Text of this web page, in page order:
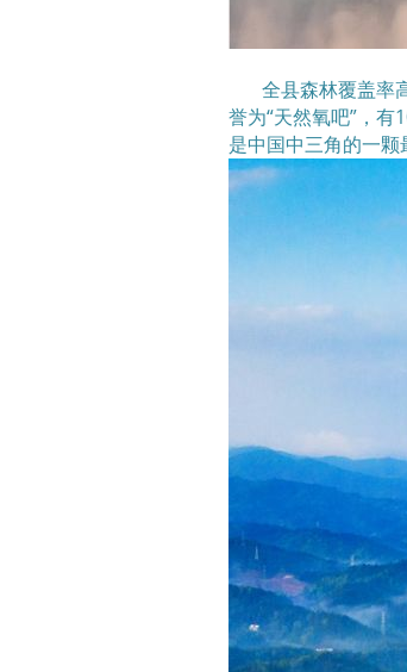
全县森林覆盖率
誉为“天然氧吧”，有
是中国中三角的一颗